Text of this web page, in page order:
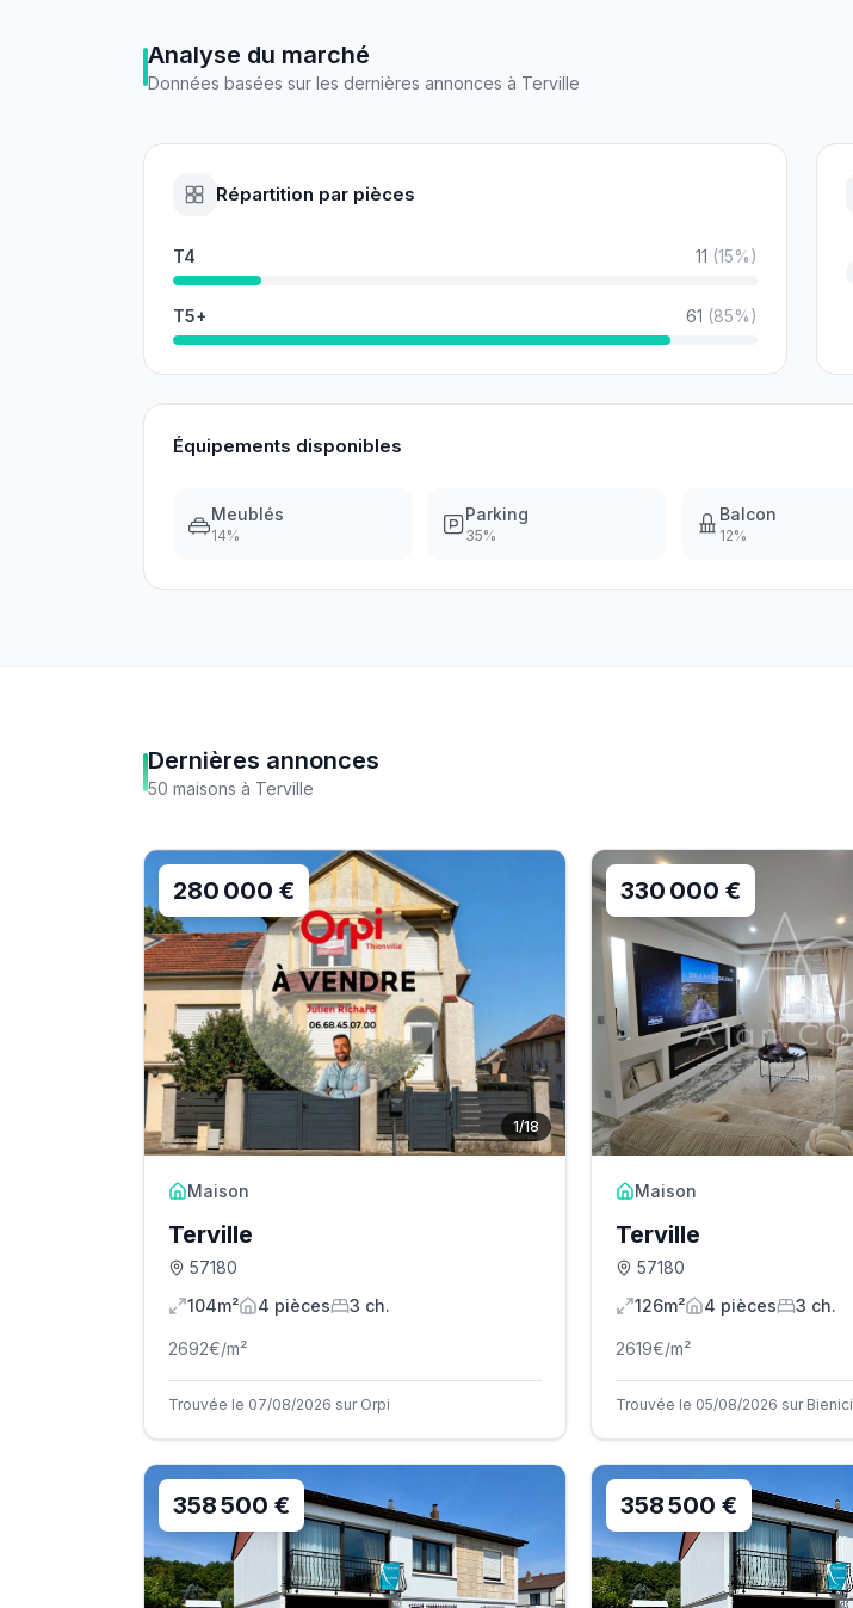
Analyse du marché
Données basées sur les dernières annonces à Terville
Répartition par pièces
T4 11 (15%)
T5+ 61 (85%)
Équipements disponibles
Meublés
14%
Parking
35%
Balcon
12%
Dernières annonces
50 maisons à Terville
1/18
280 000 €
Maison
Terville
57180
104m²
4 pièces 3 ch.
2692€/m²
Trouvée le 07/08/2026 sur Orpi
330 000 €
Maison
Terville
57180
126m²
4 pièces 3 ch.
2619€/m²
Trouvée le 05/08/2026 sur Bienici
358 500 € 358 500 €